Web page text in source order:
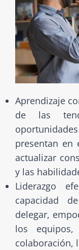
Aprendizaje
de las
presentan
actualizar
y las
Liderazgo
capacidad
delegar,
los
colaboración,